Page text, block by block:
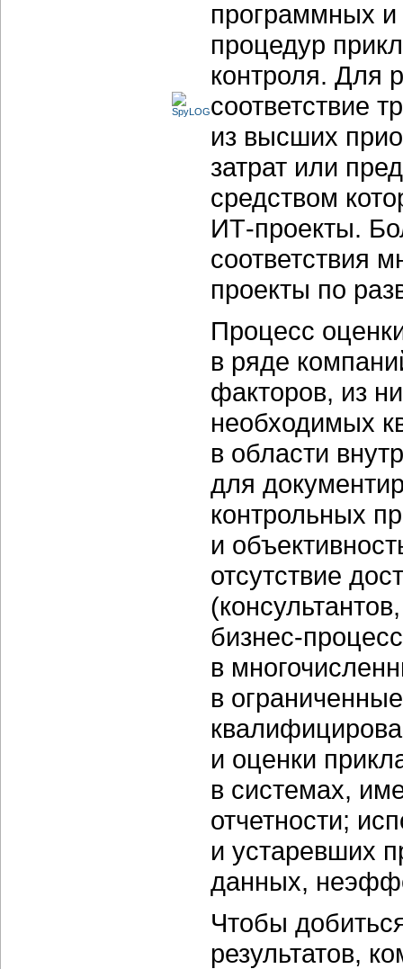
программных
процедур
контроля. Для
соответствие
из высших
затрат или
средством
ИТ-проекты.
соответствия
проекты по
Процесс
в ряде
факторов, из
необходимых
в области
для
контрольных
и
отсутствие
бизнес-
в
в
и оценки
в системах,
отчетности;
и устаревших
данных,
Чтобы
результатов,